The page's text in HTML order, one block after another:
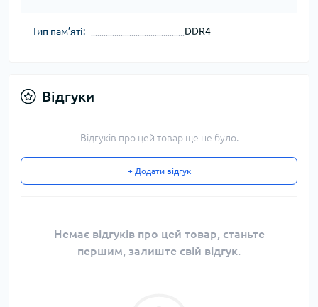
Тип пам’яті: DDR4
Відгуки
Відгуків про цей товар ще не було.
+ Додати відгук
Немає відгуків про цей товар, станьте
першим, залиште свій відгук.